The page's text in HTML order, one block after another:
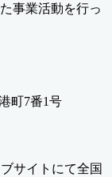
事業活動を行っ
町7番1号
サイトにて全国